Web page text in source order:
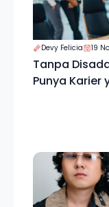
Devy Felicia 19
Tanpa
Punya Karier